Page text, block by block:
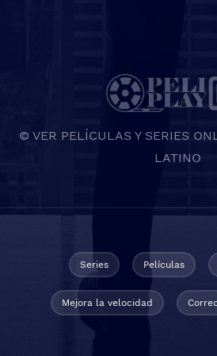
© VER PELÍCULAS Y SERIES
LATINO
Series Películas
Mejora la velocidad